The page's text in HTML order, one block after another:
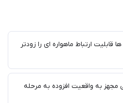
قابلیت ارتباط ماهواره ای را زودتر
به واقعیت افزوده به مرحله